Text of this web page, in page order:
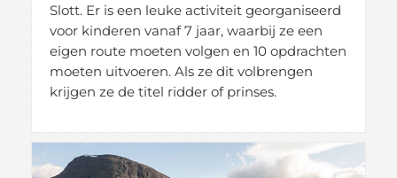
Slott. Er is een leuke activiteit georganiseerd
voor kinderen vanaf 7 jaar, waarbij ze een
eigen route moeten volgen en 10 opdrachten
moeten uitvoeren. Als ze dit volbrengen
krijgen ze de titel ridder of prinses.